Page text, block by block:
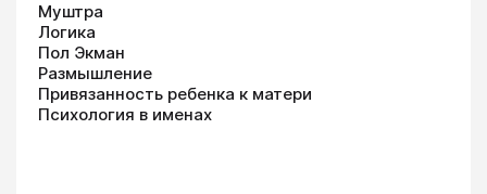
Муштра
Логика
Пол Экман
Размышление
Привязанность ребенка к матери
Психология в именах